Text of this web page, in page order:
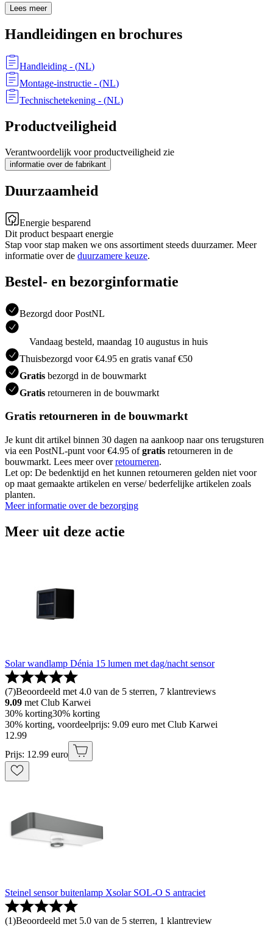
Lees meer
Handleidingen en brochures
Handleiding - (NL)
Montage-instructie - (NL)
Technischetekening - (NL)
Productveiligheid
Verantwoordelijk voor productveiligheid zie
informatie over de fabrikant
Duurzaamheid
Energie besparend
Dit product bespaart energie
Stap voor stap maken we ons assortiment steeds duurzamer. Meer
informatie over de duurzamere keuze.
Bestel- en bezorginformatie
Bezorgd door PostNL
Vandaag besteld, maandag 10 augustus in huis
Thuisbezorgd voor €4.95 en gratis vanaf €50
Gratis bezorgd in de bouwmarkt
Gratis retourneren in de bouwmarkt
Gratis retourneren in de bouwmarkt
Je kunt dit artikel binnen 30 dagen na aankoop naar ons terugsturen
via een PostNL-punt voor €4.95 ofgratis retourneren in de
bouwmarkt. Lees meer overretourneren.
Let op: De bedenktijd en het kunnen retourneren gelden niet voor
op maat gemaakte artikelen en verse/ bederfelijke artikelen zoals
planten.
Meer informatie over de bezorging
Meer uit deze actie
Solar wandlamp Dénia 15 lumen met dag/nacht sensor
(7)Beoordeeld met 4.0 van de 5 sterren, 7 klantreviews
9.09 met Club Karwei
30% korting30% korting
30% korting, voordeelprijs: 9.09 euro met Club Karwei
12.99
Prijs: 12.99 euro
Steinel sensor buitenlamp Xsolar SOL-O S antraciet
(1)Beoordeeld met 5.0 van de 5 sterren, 1 klantreview